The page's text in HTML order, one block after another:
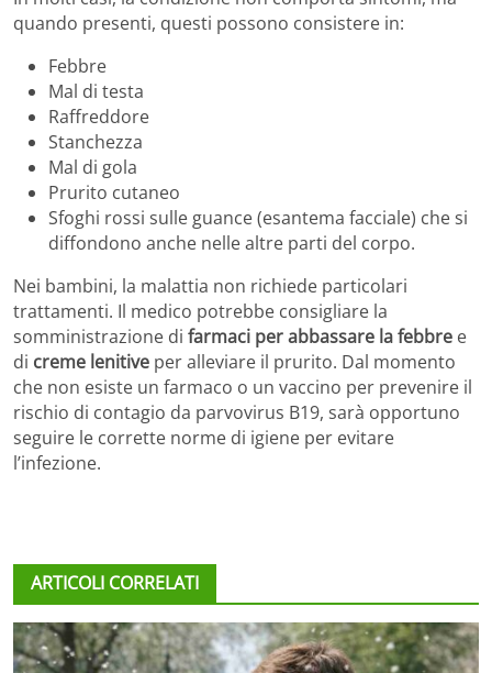
quando presenti, questi possono consistere in:
Febbre
Mal di testa
Raffreddore
Stanchezza
Mal di gola
Prurito cutaneo
Sfoghi rossi sulle guance (esantema facciale) che si
diffondono anche nelle altre parti del corpo.
Nei bambini, la malattia non richiede particolari
trattamenti. Il medico potrebbe consigliare la
somministrazione di farmaci per abbassare la febbre e
di creme lenitive per alleviare il prurito. Dal momento
che non esiste un farmaco o un vaccino per prevenire il
rischio di contagio da parvovirus B19, sarà opportuno
seguire le corrette norme di igiene per evitare
l’infezione.
ARTICOLI CORRELATI